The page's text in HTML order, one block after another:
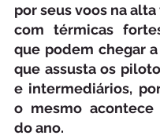
por seus voos na
com térmicas
que podem chegar
que assusta os
e intermediários,
o mesmo acontece
do ano.